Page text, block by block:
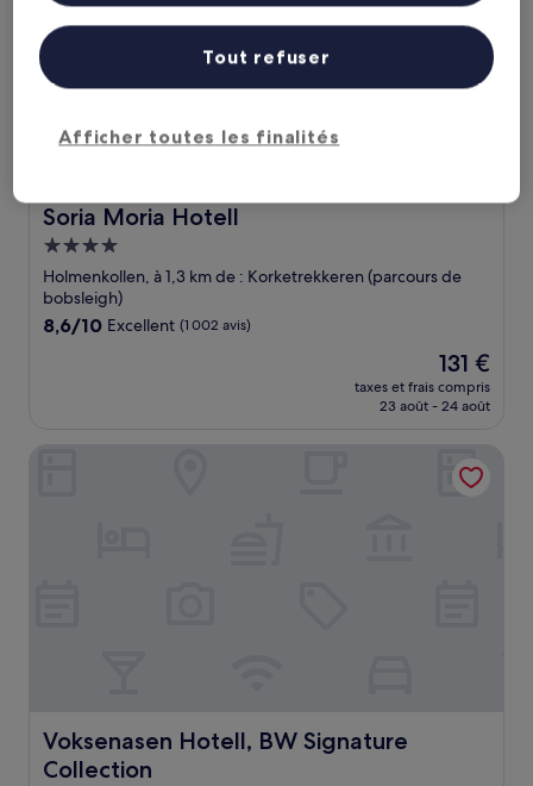
Soria Moria Hotell
Soria Moria Hotell
Hébergement
4.0 étoiles
Holmenkollen, à 1,3 km de : Korketrekkeren (parcours de
bobsleigh)
8.6
8,6/10 Excellent (1 002 avis)
Le
nouveau
prix
de
131 €
131 €
taxes et frais compris
23 août - 24 août
Voksenasen Hotell, BW Signature
Collection
Voksenasen Hotell, BW Signature Collection
Afficher toutes les finalités
Tout refuser